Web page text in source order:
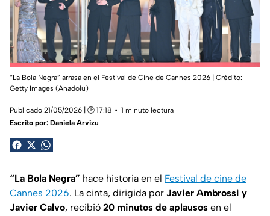
“La Bola Negra” arrasa en el Festival de Cine de Cannes 2026 | Crédito:
Getty Images (Anadolu)
Publicado 21/05/2026 | 🕑 17:18
1 minuto lectura
Escrito por: Daniela Arvizu
“La Bola Negra” hace historia en el Festival de cine de
Cannes 2026. La cinta, dirigida por Javier Ambrossi y
Javier Calvo, recibió 20 minutos de aplausos en el